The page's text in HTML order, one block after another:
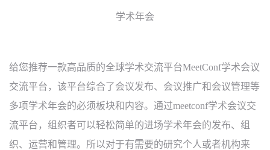
学术年会
给您推荐一款高品质的全球学术交流平台MeetConf学术会议
交流平台 ，该平台综合了会议发布、 会议推广和会议管理等
多项学术年会的必须板块和内容。通过meetconf学术会议交
流平台 ， 组织者可以轻松简单的进场学术年会的发布、 组
织、运营和管理。 所以对于有需要的研究个人或者机构来